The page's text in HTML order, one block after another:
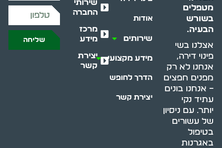
מטפלים
בשורש
הבעיה.
אצלנו בשי
פינוי דירה,
אנחנו לא רק
מפנים חפצים
– אנחנו בונים
עתיד נקי
יותר. עם ניסיון
של עשורים
בטיפול
באגרנות
אודות
שירותים
מידע מקצועי
הדרך לחופש
יצירת קשר
שירותי
החברה
מרכז
מידע
יצירת
קשר
שליחה